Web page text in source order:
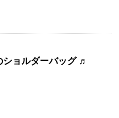
ショルダーバッグ ♬